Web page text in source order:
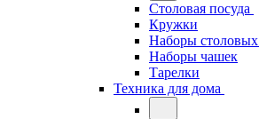
Столовая посуда
Кружки
Наборы
Наборы чашек
Тарелки
Техника для дома